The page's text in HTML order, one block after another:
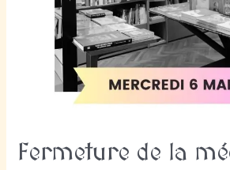
Fermeture de la